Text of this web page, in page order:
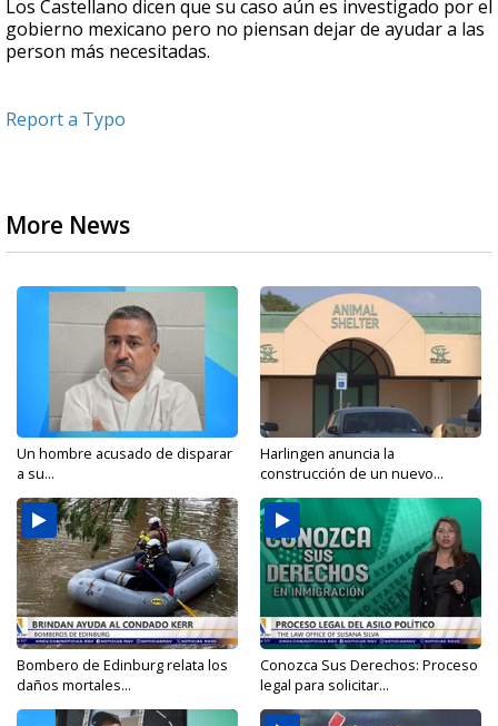
Los Castellano dicen que su caso aún es investigado por el
gobierno mexicano pero no piensan dejar de ayudar a las
person más necesitadas.
Report a Typo
More News
Un hombre acusado de disparar
a su...
Harlingen anuncia la
construcción de un nuevo...
Bombero de Edinburg relata los
daños mortales...
Conozca Sus Derechos: Proceso
legal para solicitar...